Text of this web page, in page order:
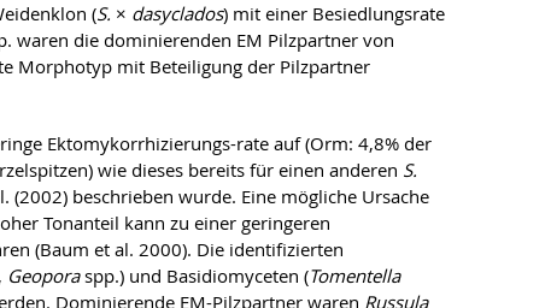
(S. × dasyclados) mit einer Besiedlungsrate
waren die dominierenden EM Pilzpartner von
Morphotyp mit Beteiligung der Pilzpartner
Ektomykorrhizierungs-rate auf (Orm: 4,8% der
wie dieses bereits für einen anderen S.
beschrieben wurde. Eine mögliche Ursache
Tonanteil kann zu einer geringeren
(Baum et al. 2000). Die identifizierten
Geoporaspp.) und Basidiomyceten (Tomentella
Dominierende EM-Pilzpartner waren Russula